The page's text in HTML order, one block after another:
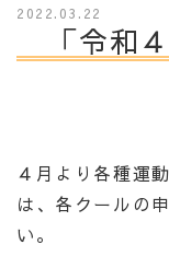
2022.03.22
「令和
４月より各種運
は、各クールの
い。